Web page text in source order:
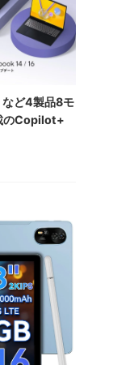
など4製品8モ
のCopilot+